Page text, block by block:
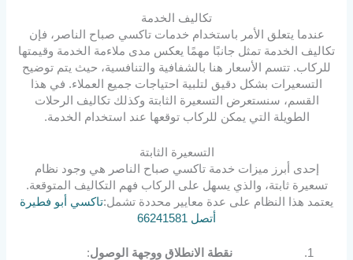
تكاليف الخدمة
عندما يتعلق الأمر باستخدام خدمات تاكسي صباح الناصر، فإن
تكاليف الخدمة تمثل جانبًا مهمًا يعكس مدى ملاءمة الخدمة وقيمتها
للركاب. تتسم الأسعار هنا بالشفافية والتنافسية، حيث يتم توضيح
التسعيرات بشكل دقيق لتلبية احتياجات جميع العملاء. في هذا
القسم، سنستعرض التسعيرة الثابتة وكذلك تكاليف الرحلات
الطويلة التي يمكن للركاب توقعها عند استخدام الخدمة.
التسعيرة الثابتة
إحدى أبرز ميزات خدمة تاكسي صباح الناصر هي وجود نظام
تسعيرة ثابتة، والذي يسهل على الركاب فهم التكاليف المتوقعة.
يعتمد هذا النظام على عدة معايير محددة تشمل:تاكسي أبو فطيرة
أتصل 66241581
نقطة الانطلاق ووجهة الوصول: